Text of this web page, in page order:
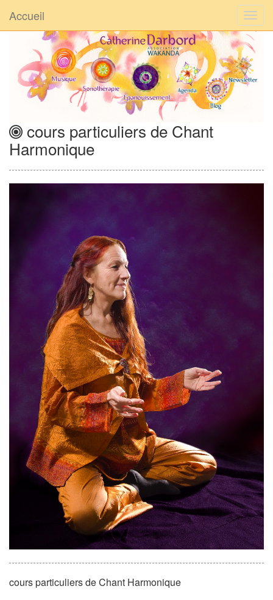
Accueil
cours particuliers de Chant
Harmonique
cours particuliers de Chant Harmonique